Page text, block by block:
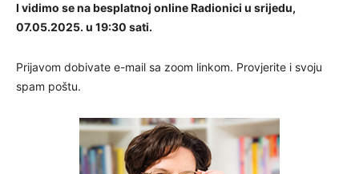
I vidimo se na besplatnoj online Radionici u srijedu,
07.05.2025. u 19:30 sati.
Prijavom dobivate e-mail sa zoom linkom. Provjerite i svoju
spam poštu.